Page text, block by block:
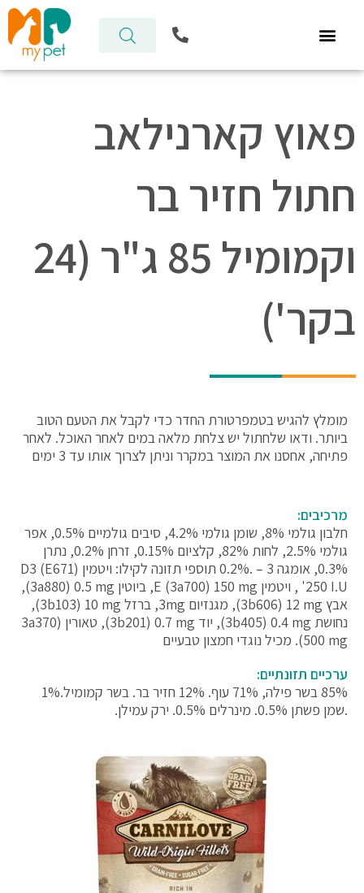
n
a
l
t
פאוץ קארנילאב
חתול חזיר בר
וקמומיל 85 ג"ר (24
בקר')
מומלץ להגיש בטמפרטורת החדר כדי לקבל את הטעם הטוב
ביותר. ודאו שלחתול יש צלחת מלאה במים לאחר האוכל. לאחר
פתיחה, אחסנו את המוצר במקרר וניתן לצרוך אותו עד 3 ימים
מרכיבים:
חלבון גולמי 8%, שומן גולמי 4.2%, סיבים גולמיים 0.5%, אפר
גולמי 2.5%, לחות 82%, קלציום 0.15%, זרחן 0.2%, נתרן
0.3%, אומגה 3 – .0.2% תוספי תזונה לקילו: ויטמין D3 (E671)
250 I.U' , ויטמין E (3a700) 150 mg, ביוטין 3a880) 0.5 mg),
אבץ 3b606) 12 mg), מגנזיום 3mg, ברזל 3b103) 10 mg),
נחושת 3b405) 0.4 mg), יוד 3b201) 0.7 mg), טאורין 3a370)
500 mg). מכיל נוגדי חמצון טבעיים
ערכיים תזונתיים:
85% בשר פילה, 71% עוף. 12% חזיר בר. בשר קמומיל.1%
.שמן פשתן 0.5%. מינרלים 0.5%. ירק עמילן.